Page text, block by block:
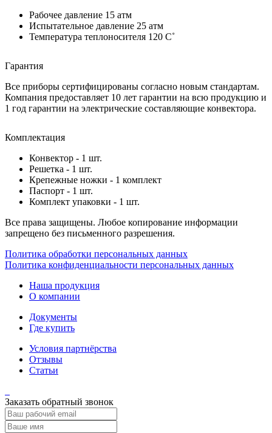
Рабочее давление 15 атм
Испытательное давление 25 атм
Температура теплоносителя 120 C˚
Гарантия
Все приборы сертифицированы согласно новым стандартам.
Компания предоставляет 10 лет гарантии на всю продукцию и
1 год гарантии на электрические составляющие конвектора.
Комплектация
Конвектор - 1 шт.
Решетка - 1 шт.
Крепежные ножки - 1 комплект
Паспорт - 1 шт.
Комплект упаковки - 1 шт.
Все права защищены. Любое копирование информации
запрещено без письменного разрешения.
Политика обработки персональных данных
Политика конфиденциальности персональных данных
Наша продукция
О компании
Документы
Где купить
Условия партнёрства
Отзывы
Статьи
Заказать обратный звонок